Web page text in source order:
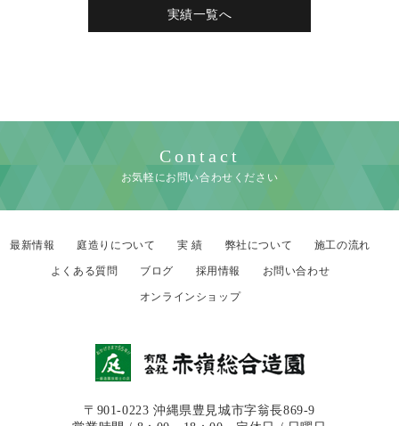
実績一覧へ
Contact
お気軽にお問い合わせください
最新情報 庭造りについて 実 績 弊社について 施工の流れ
よくある質問 ブログ 採用情報 お問い合わせ
オンラインショップ
〒901-0223 沖縄県豊見城市字翁長869-9